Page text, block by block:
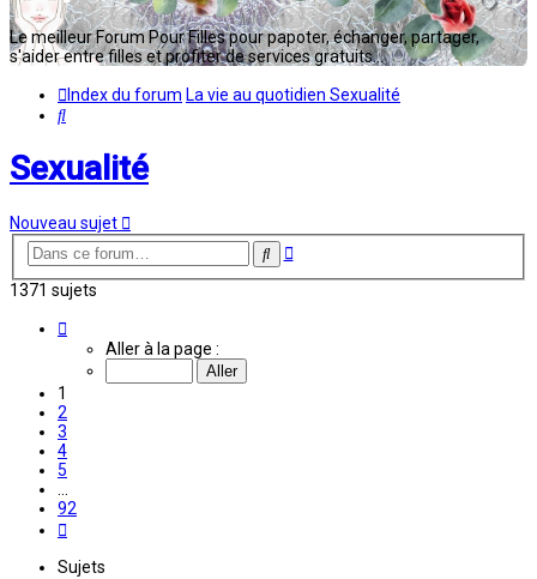
Le meilleur Forum Pour Filles pour papoter, échanger, partager,
s'aider entre filles et profiter de services gratuits...
Index du forum La vie au quotidien Sexualité
Rechercher
Sexualité
Nouveau sujet
Rechercher
Recherche
1371 sujets
Aller à la page :
1
2
3
4
5
92
Sujets